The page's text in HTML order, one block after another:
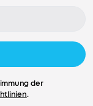
der
.